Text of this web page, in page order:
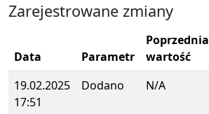
Zarejestrowane zmiany
Data Parametr
Poprzednia
wartość
19.02.2025
17:51
Dodano N/A